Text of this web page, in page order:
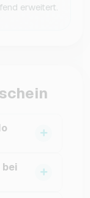
erweitert.
App bei